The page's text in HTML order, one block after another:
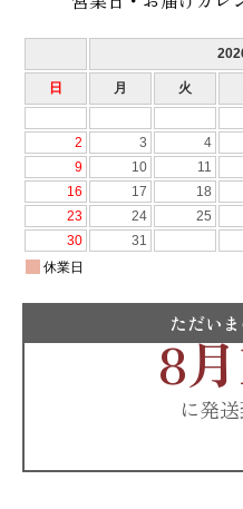
ただい
8
に発